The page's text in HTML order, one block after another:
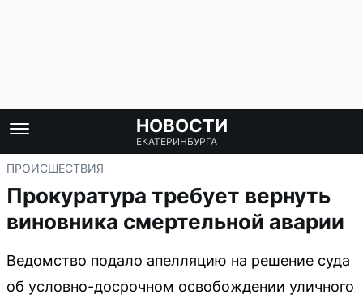
НОВОСТИ
ЕКАТЕРИНБУРГА
ПРОИСШЕСТВИЯ
Прокуратура требует вернуть
виновника смертельной аварии
Ведомство подало апелляцию на решение суда
об условно-досрочном освобождении уличного